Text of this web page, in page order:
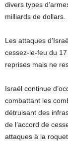
divers types
milliards de dollars.
Les attaques
cessez-le-feu du
reprises mais ne
Israël continue
combattant les
détruisant des
de l’accord de
attaques à la